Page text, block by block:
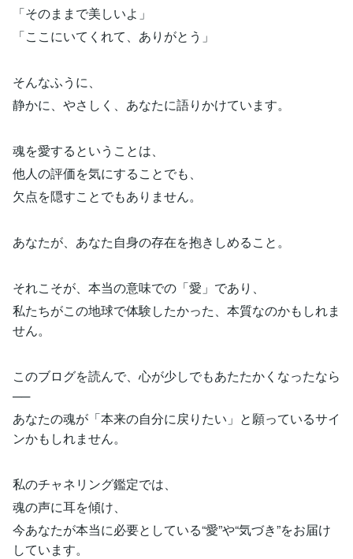
「そのままで美しいよ」
「ここにいてくれて、ありがとう」
そんなふうに、
静かに、やさしく、あなたに語りかけています。
魂を愛するということは、
他人の評価を気にすることでも、
欠点を隠すことでもありません。
あなたが、あなた自身の存在を抱きしめること。
それこそが、本当の意味での「愛」であり、
私たちがこの地球で体験したかった、本質なのかもしれま
せん。
このブログを読んで、心が少しでもあたたかくなったなら
──
あなたの魂が「本来の自分に戻りたい」と願っているサイ
ンかもしれません。
私のチャネリング鑑定では、
魂の声に耳を傾け、
今あなたが本当に必要としている“愛”や“気づき”をお届け
しています。